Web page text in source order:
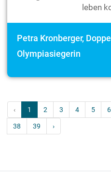
leben
Petra Kronberger,
Olympiasiegerin
‹ 1 2 3 4 5 6
38 39 ›